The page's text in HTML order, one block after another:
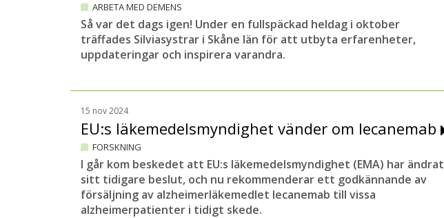
ARBETA MED DEMENS
Så var det dags igen! Under en fullspäckad heldag i oktober
träffades Silviasystrar i Skåne län för att utbyta erfarenheter,
uppdateringar och inspirera varandra.
15 nov 2024
EU:s läkemedelsmyndighet vänder om lecanemab
FORSKNING
I går kom beskedet att EU:s läkemedelsmyndighet (EMA) har ändrat
sitt tidigare beslut, och nu rekommenderar ett godkännande av
försäljning av alzheimerläkemedlet lecanemab till vissa
alzheimerpatienter i tidigt skede.